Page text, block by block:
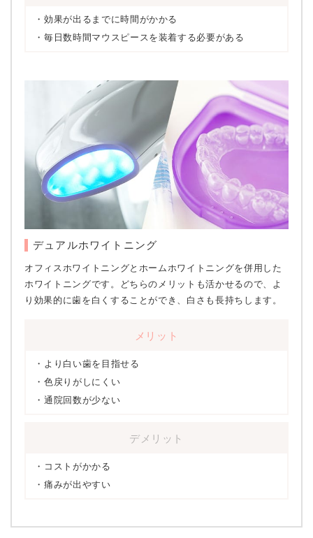
効果が出るまでに時間がかかる
毎日数時間マウスピースを装着する必要がある
デュアルホワイトニング
オフィスホワイトニングとホームホワイトニングを併用した
ホワイトニングです。どちらのメリットも活かせるので、よ
り効果的に歯を白くすることができ、白さも長持ちします。
メリット
より白い歯を目指せる
色戻りがしにくい
通院回数が少ない
デメリット
コストがかかる
痛みが出やすい